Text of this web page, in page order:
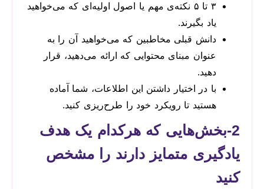
۳ تا ۵ نکته‌ی مهم یا اصول اولیه‌ای که می‌خواهید
یاد بگیرند.
دانش قبلی مخاطبین که می‌خواهید آن را به
عنوان مبنای محتوایی که ارائه می‌دهید، قرار
دهید.
با در اختیار داشتن این اطلاعات، شما آماده
هستید تا رویکرد خود را طرح‌ریزی کنید.
2-بخش‌هایی که هرکدام یک هدف
یادگیری متمایز دارند را مشخص
کنید